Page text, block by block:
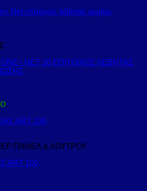
ONE+ NET 30 ΕΠΙΤΟΙΧΟΣ ΛΕΒΗΤΑΣ
ΠΑΝΕΛ & ΛΟΥΤΡΟΥ
ART 100